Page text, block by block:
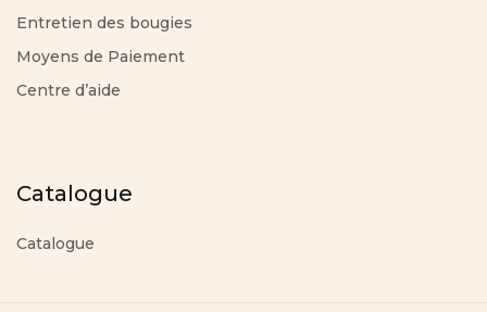
Entretien des bougies
Moyens de Paiement
Centre d’aide
Catalogue
Catalogue